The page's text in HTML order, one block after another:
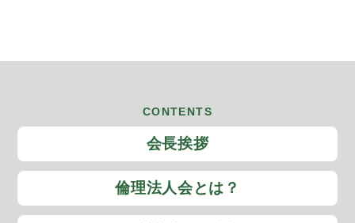
CONTENTS
会長挨拶
倫理法人会とは？